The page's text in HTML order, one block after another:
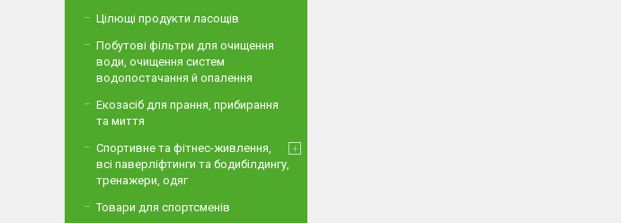
Цілющі продукти ласощів
Побутові фільтри для очищення
води, очищення систем
водопостачання й опалення
Екозасіб для прання, прибирання
та миття
Спортивне та фітнес-живлення,
всі паверліфтинги та бодибілдингу,
тренажери, одяг
Товари для спортсменів